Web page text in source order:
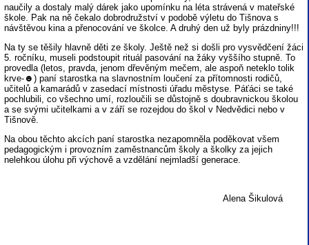
naučily a dostaly malý dárek jako upomínku na léta strávená v mateřské
škole. Pak na ně čekalo dobrodružství v podobě výletu do Tišnova s
návštěvou kina a přenocování ve školce. A druhý den už byly prázdniny!!!
Na ty se těšily hlavně děti ze školy. Ještě než si došli pro vysvědčení žáci
5. ročníku, museli podstoupit rituál pasování na žáky vyššího stupně. To
provedla (letos, pravda, jenom dřevěným mečem, ale aspoň neteklo tolik
krve-☻) paní starostka na slavnostním loučení za přítomnosti rodičů,
učitelů a kamarádů v zasedací místnosti úřadu městyse. Páťáci se také
pochlubili, co všechno umí, rozloučili se důstojně s doubravnickou školou
a se svými učitelkami a v září se rozejdou do škol v Nedvědici nebo v
Tišnově.
Na obou těchto akcích paní starostka nezapomněla poděkovat všem
pedagogickým i provozním zaměstnancům školy a školky za jejich
nelehkou úlohu při výchově a vzdělání nejmladší generace.
Alena Šikulová